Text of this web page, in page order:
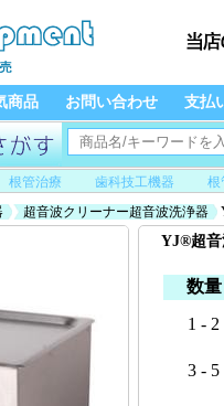
商品 お問い合わせ 支払
根管治療 歯科技工機器
根
超音波クリーナー超音波洗浄器
YJ®超音
数量
1 - 2
3 - 5